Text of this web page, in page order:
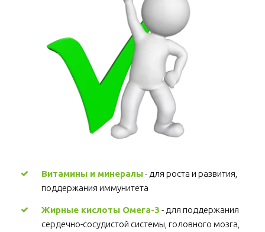
Витамины и минералы - для роста и развития,
поддержания иммунитета
Жирные кислоты Омега-3 - для поддержания
сердечно-сосудистой системы, головного мозга,